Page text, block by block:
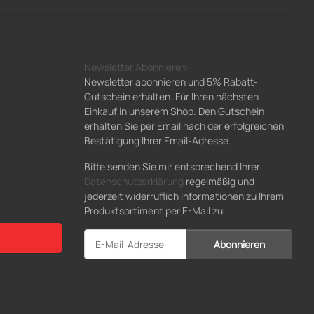
Newsletter Abonnieren
Newsletter abonnieren und 5% Rabatt-
Gutschein erhalten. Für Ihren nächsten
Einkauf in unserem Shop. Den Gutschein
erhalten Sie per Email nach der erfolgreichen
Bestätigung Ihrer Email-Adresse.
Bitte senden Sie mir entsprechend Ihrer
Datenschutzerklärung regelmäßig und
jederzeit widerruflich Informationen zu Ihrem
Produktsortiment per E-Mail zu.
Abonnieren